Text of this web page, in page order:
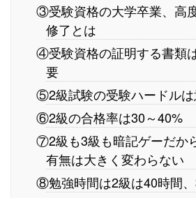
③受験資格の大学卒業、高
修了とは
④受験資格の証明する書類
要
⑤2級試験の受験ハードル
⑥2級の合格率は30～40%
⑦2級も3級も暗記ゲーだか
有無は大きく変わらない
⑧勉強時間は2級は40時間